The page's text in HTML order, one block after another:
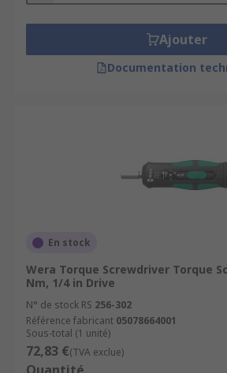
Ajouter
Documentation
En stock
Wera Torque Screwdriver Torque
Nm, 1/4 in Drive
N° de stock RS 256-302
Référence fabricant 05078664001
Sous-total (1 unité)
72,83 €(TVA exclue)